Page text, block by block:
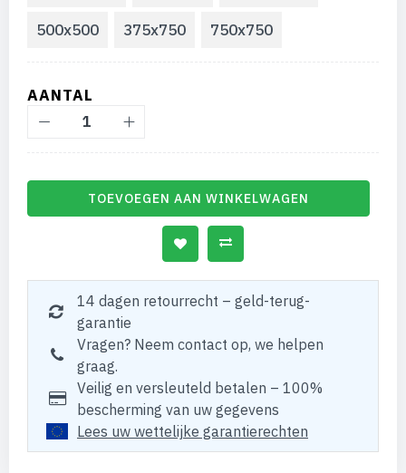
500x500 375x750 750x750
AANTAL
TOEVOEGEN AAN WINKELWAGEN
14 dagen retourrecht – geld-terug-
garantie
Vragen? Neem contact op, we helpen
graag.
Veilig en versleuteld betalen – 100%
bescherming van uw gegevens
Lees uw wettelijke garantierechten